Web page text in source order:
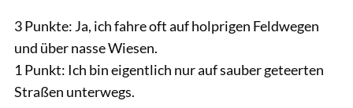
3 Punkte: Ja, ich fahre oft auf holprigen Feldwegen
und über nasse Wiesen.
1 Punkt: Ich bin eigentlich nur auf sauber geteerten
Straßen unterwegs.